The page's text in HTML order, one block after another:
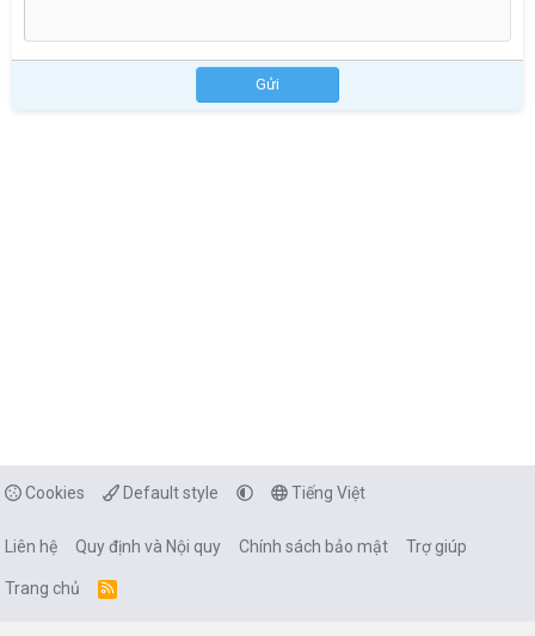
Gửi
Cookies Default style Tiếng Việt
Liên hệ Quy định và Nội quy Chính sách bảo mật Trợ giúp
Trang chủ
R